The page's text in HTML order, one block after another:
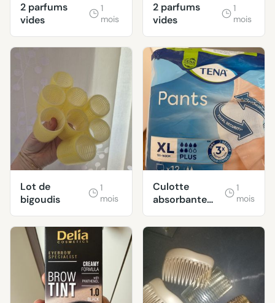
2 parfums
vides
1
mois
2 parfums
vides
1
mois
Lot de
bigoudis
1
mois
Culotte
absorbante
Tena Pants XL
Plus
1
mois